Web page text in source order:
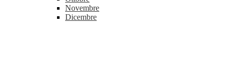
Novembre
Dicembre